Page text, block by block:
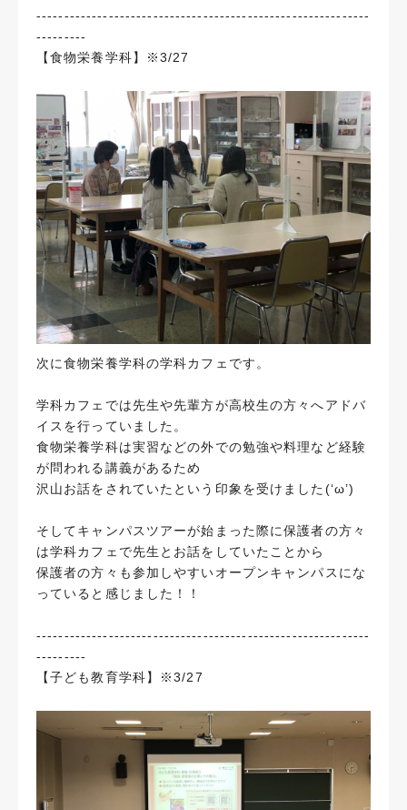
------------------------------------------------------------
---------
【食物栄養学科】※3/27
次に食物栄養学科の学科カフェです。
学科カフェでは先生や先輩方が高校生の方々へアドバ
イスを行っていました。
食物栄養学科は実習などの外での勉強や料理など経験
が問われる講義があるため
沢山お話をされていたという印象を受けました(‘ω’)
そしてキャンパスツアーが始まった際に保護者の方々
は学科カフェで先生とお話をしていたことから
保護者の方々も参加しやすいオープンキャンパスにな
っていると感じました！！
------------------------------------------------------------
---------
【子ども教育学科】※3/27